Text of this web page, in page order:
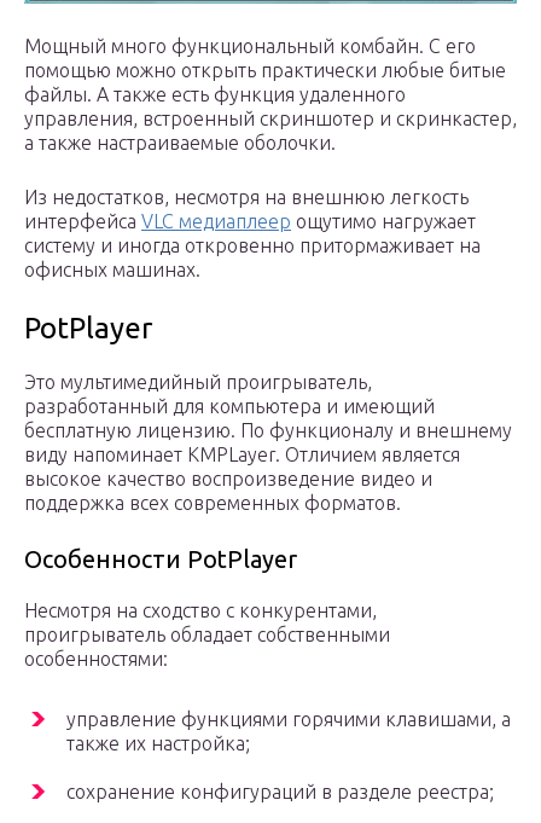
Мощный много функциональный комбайн. С его
помощью можно открыть практически любые битые
файлы. А также есть функция удаленного
управления, встроенный скриншотер и скринкастер,
а также настраиваемые оболочки.
Из недостатков, несмотря на внешнюю легкость
интерфейса VLC медиаплеер ощутимо нагружает
систему и иногда откровенно притормаживает на
офисных машинах.
PotPlayer
Это мультимедийный проигрыватель,
разработанный для компьютера и имеющий
бесплатную лицензию. По функционалу и внешнему
виду напоминает KMPLayer. Отличием является
высокое качество воспроизведение видео и
поддержка всех современных форматов.
Особенности PotPlayer
Несмотря на сходство с конкурентами,
проигрыватель обладает собственными
особенностями:
управление функциями горячими клавишами, а
также их настройка;
сохранение конфигураций в разделе реестра;